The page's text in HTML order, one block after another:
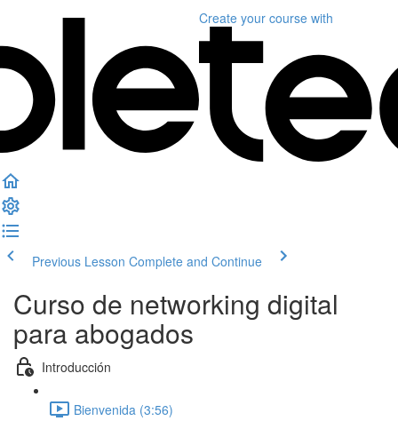
Create your course with
Previous Lesson Complete and Continue
Curso de networking digital
para abogados
Introducción
Bienvenida (3:56)